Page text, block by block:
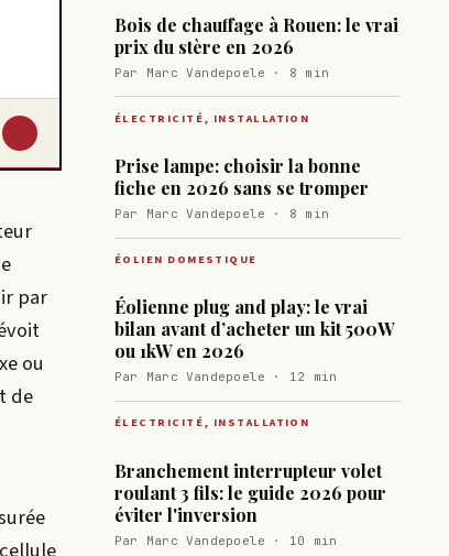
par
ou
de
Bois de chauffage à Rouen: le vrai
prix du stère en 2026
Par Marc Vandepoele · 8 min
ÉLECTRICITÉ, INSTALLATION
Prise lampe: choisir la bonne
fiche en 2026 sans se tromper
Par Marc Vandepoele · 8 min
ÉOLIEN DOMESTIQUE
Éolienne plug and play: le vrai
bilan avant d’acheter un kit 500W
ou 1kW en 2026
Par Marc Vandepoele · 12 min
ÉLECTRICITÉ, INSTALLATION
Branchement interrupteur volet
roulant 3 fils: le guide 2026 pour
éviter l'inversion
Par Marc Vandepoele · 10 min